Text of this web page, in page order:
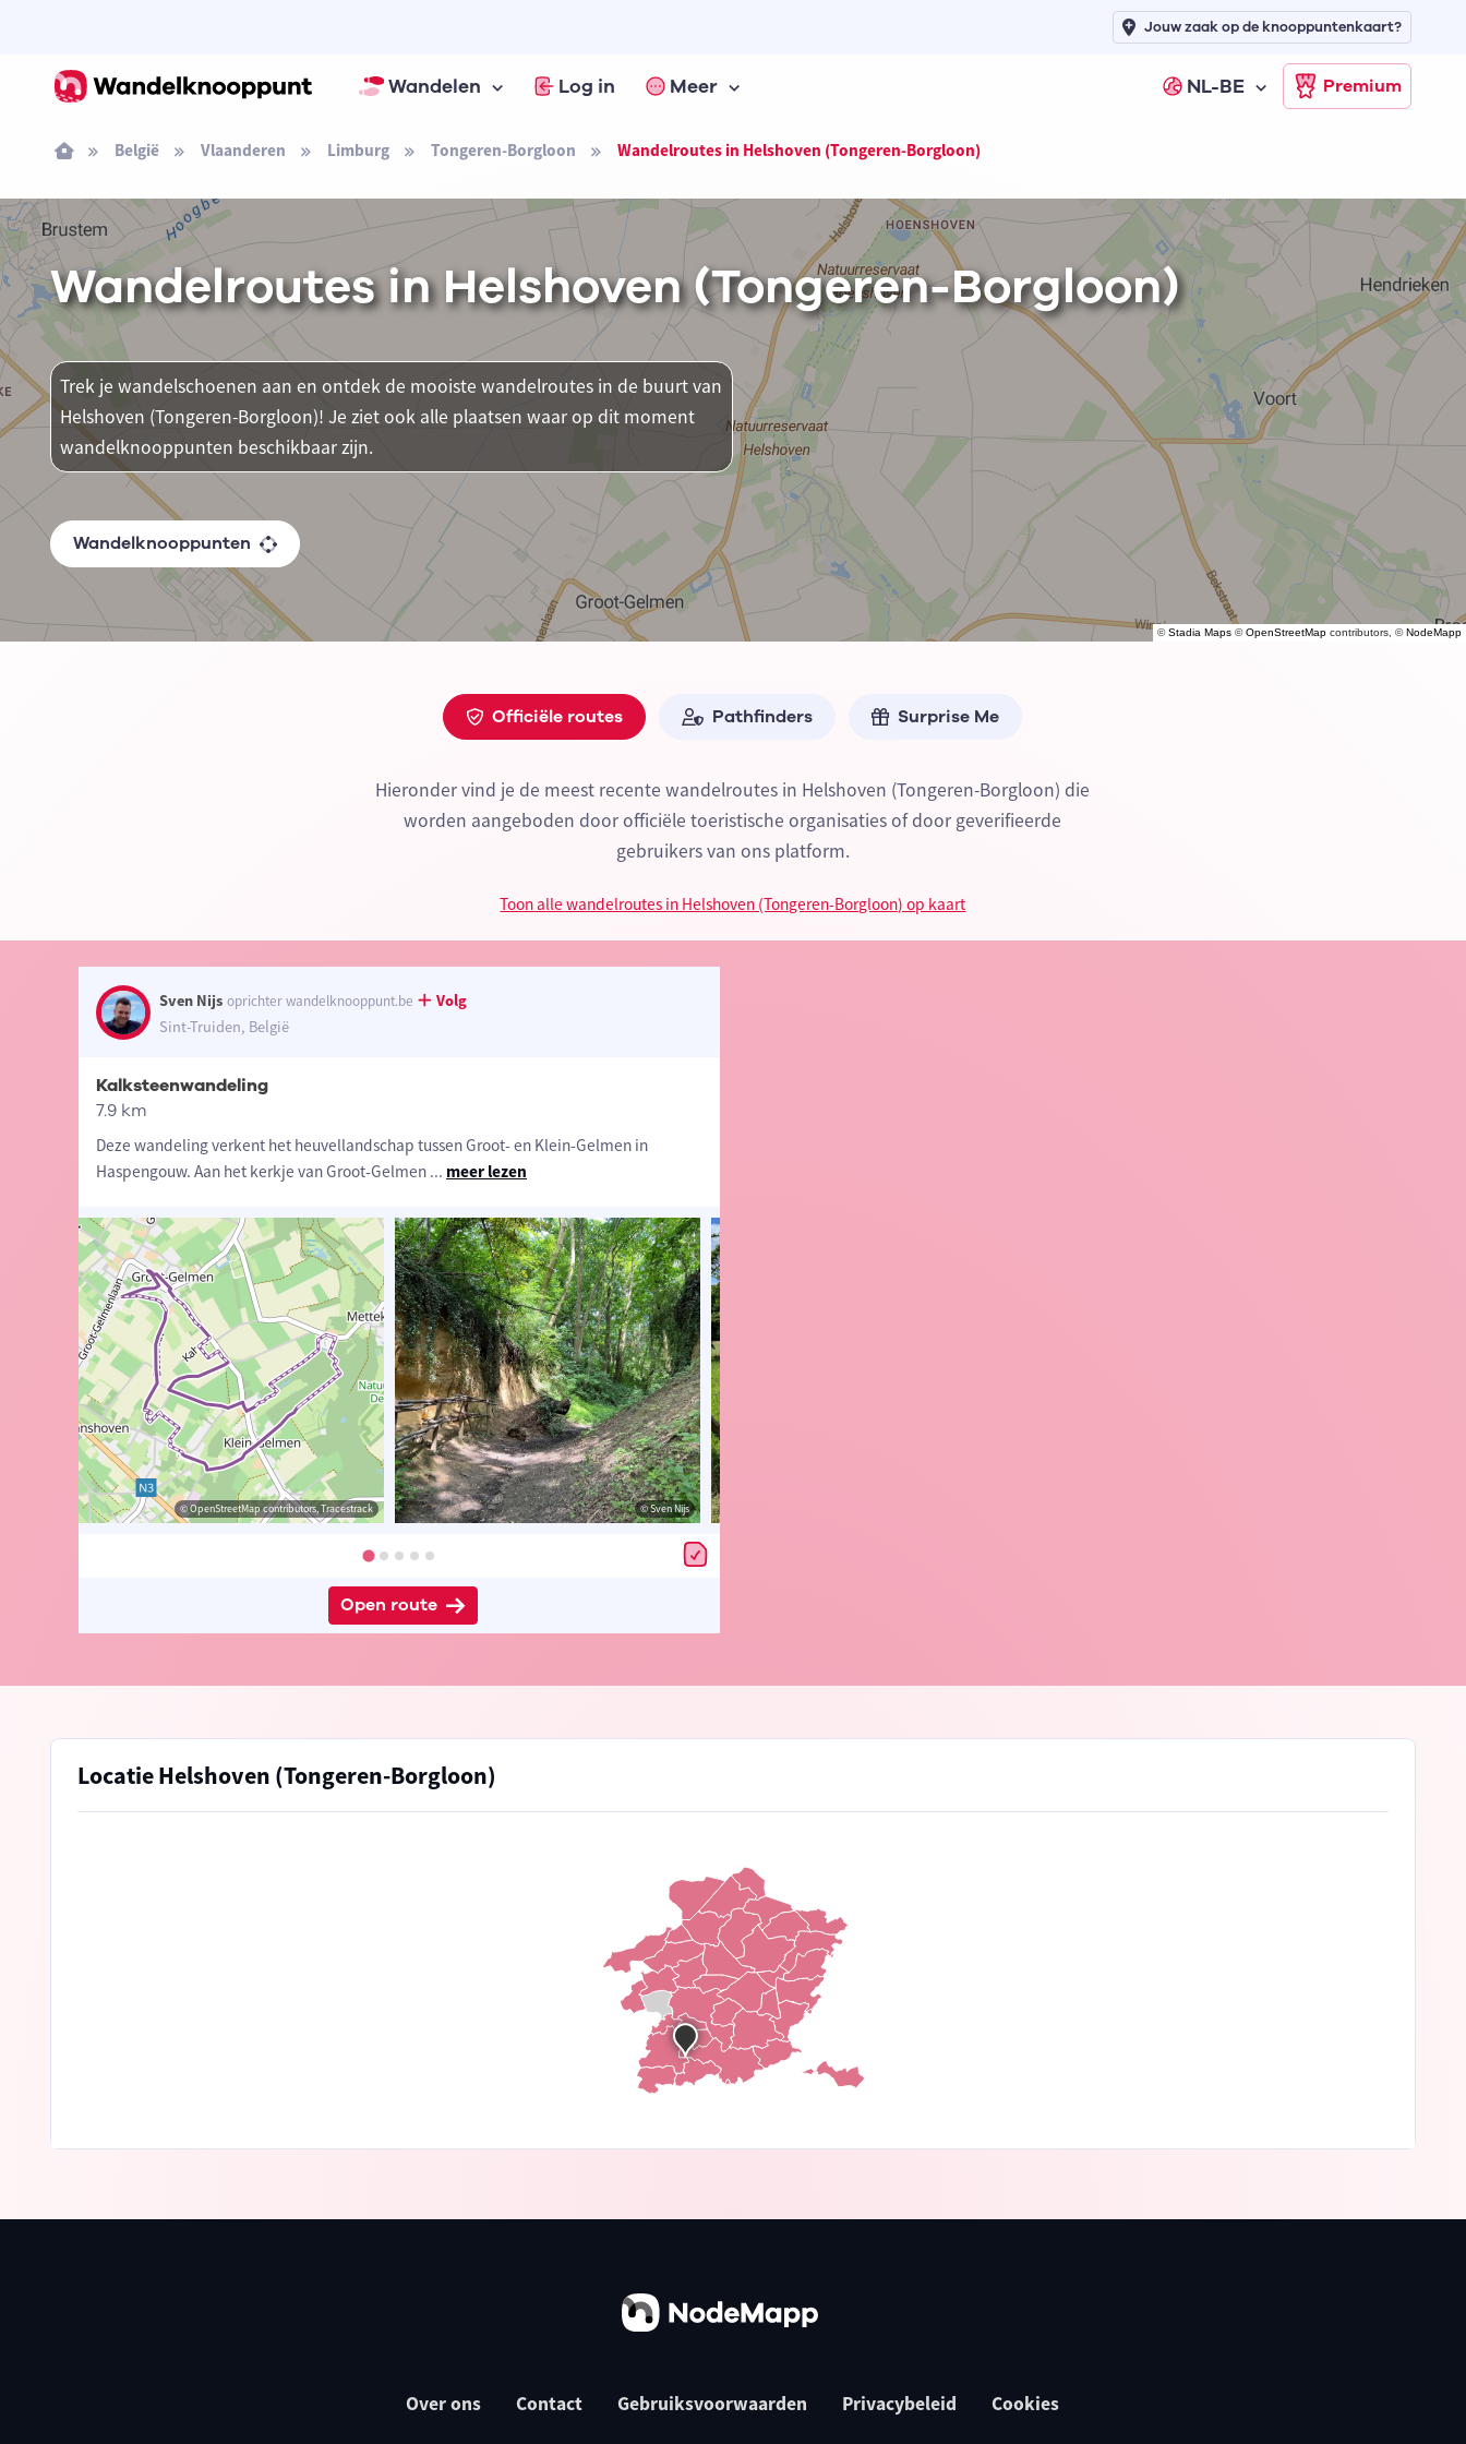
Wandelen Log in Meer NL-BE Premium
Jouw zaak op de knooppuntenkaart?
België Vlaanderen Limburg Tongeren-Borgloon Wandelroutes in Helshoven (Tongeren-Borgloon)
©Stadia Maps ©OpenStreetMap contributors, ©NodeMapp
Wandelroutes in Helshoven (Tongeren-Borgloon)
Trek je wandelschoenen aan en ontdek de mooiste wandelroutes in de buurt van
Helshoven (Tongeren-Borgloon)! Je ziet ook alle plaatsen waar op dit moment
wandelknooppunten beschikbaar zijn.
Wandelknooppunten
Officiële routes Pathfinders Surprise Me
Hieronder vind je de meest recente wandelroutes in Helshoven (Tongeren-Borgloon) die
worden aangeboden door officiële toeristische organisaties of door geverifieerde
gebruikers van ons platform.
Toon alle wandelroutes in Helshoven (Tongeren-Borgloon) op kaart
Sven Nijs oprichter wandelknooppunt.be
Volg
Sint-Truiden, België
Kalksteenwandeling
7.9 km
Deze wandeling verkent het heuvellandschap tussen Groot- en Klein-Gelmen in
Haspengouw. Aan het kerkje van Groot-Gelmen ... meer lezen
© OpenStreetMap contributors, Tracestrack © Sven Nijs
Open route
Locatie Helshoven (Tongeren-Borgloon)
Over ons Contact Gebruiksvoorwaarden Privacybeleid Cookies